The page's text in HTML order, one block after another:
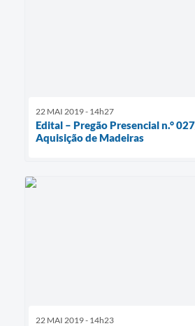
22 MAI 2019 - 14h27
Edital – Pregão Presencial n.°
Aquisição de Madeiras
22 MAI 2019 - 14h23